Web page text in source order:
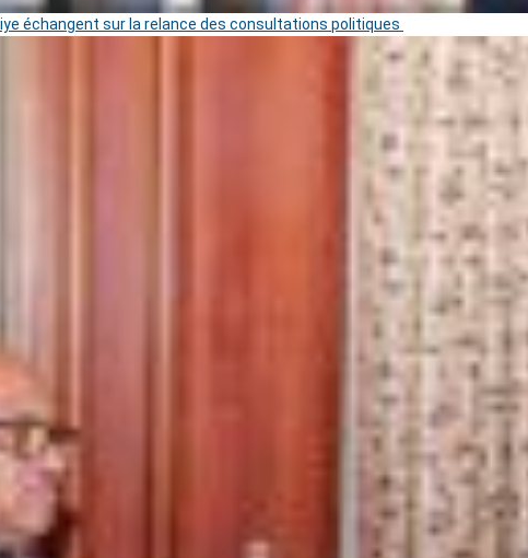
échangent sur la relance des consultations politiques